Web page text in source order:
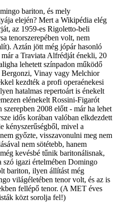
bariton, és mely
elején? Mert a Wikipédia elég
az 1959-es Rigoletto-beli
tenorszerepében volt, nem
Aztán jött még jópár hasonló
a Traviata Alfrédját énekli, 20
lehetett színpadon működő
Bergonzi, Vinay vagy Melchior
kezdték a profi operaénekesi
hatalmas repertoárt is énekelt
elénekelt Rossini-Figarót
2008 előtt - már ha lehet
idős korában valóban elkdezdett
kényszerűségből, mivel a
győzte, visszavonulni meg nem
nem sötétebb, hanem
kevésbé tűnik baritonálisnak,
igazi értelmében Domingo
bariton, ilyen állítást még
világéletében tenor volt, és az is
fellépő tenor. (A MET éves
közt sorolja fel!)